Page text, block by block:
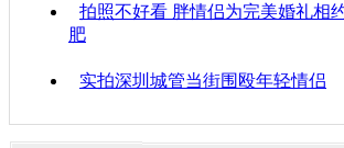
拍照不好看 胖情侣为完美婚礼相
肥
实拍深圳城管当街围殴年轻情侣